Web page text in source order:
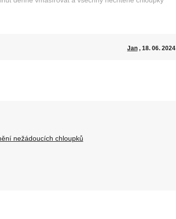
Jan, 18. 06. 2024
nežádoucích chloupků